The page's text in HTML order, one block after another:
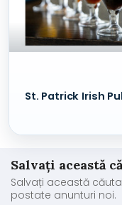
Salvați această
Salvați această
postate anunturi noi.